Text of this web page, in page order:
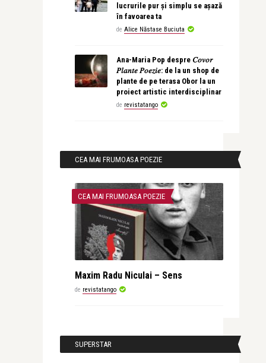
lucrurile pur și simplu se așază
în favoarea ta
de Alice Năstase Buciuta
Ana-Maria Pop despre 𝐶𝑜𝑣𝑜𝑟
𝑃𝑙𝑎𝑛𝑡𝑒 𝑃𝑜𝑒𝑧𝑖𝑒: de la un shop de
plante de pe terasa Obor la un
proiect artistic interdisciplinar
de revistatango
CEA MAI FRUMOASA POEZIE
CEA MAI FRUMOASA POEZIE
Maxim Radu Niculai – Sens
de revistatango
SUPERSTAR